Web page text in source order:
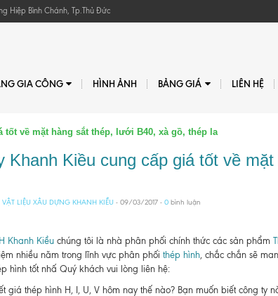
Hiệp Bình Chánh, Tp.Thủ Đức
GIA CÔNG HÌNH ẢNH BẢNG GIÁ LIÊN HỆ
tốt về mặt hàng sắt thép, lưới B40, xà gồ, thép la
Khanh Kiều cung cấp giá tốt về
LIỆU XÂU DỰNG KHANH KIỀU - 09/03/2017 - 0bình luận
Khanh Kiềuchúng tôi là nhà phân phối chính thức các sản phẩm
nhiều năm trong lĩnh vực phân phối thép hình, chắc chắn sẽ
hình tốt nhấ Quý khách vui lòng liên hệ:
giá thép hình H, I, U, V hôm nay thế nào? Bạn muốn biết công ty